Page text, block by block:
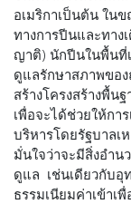
อเมริกาเป็นต้น ใน
ทางการปีนและทา
ญาติ) นักปีนในพื้นที่
ดูแลรักษาสภาพขอ
สร้างโครงสร้างพื้น
เพื่อจะได้ช่วยให้ก
บริหารโดยรัฐบาลเ
มั่นใจว่าจะมีสิ่งอำน
ดูแล เช่นเดียวกับอุ
ธรรมเนียมค่าเข้า